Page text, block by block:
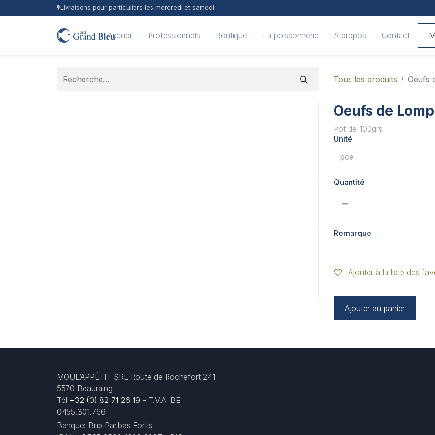
Livraisons pour particuliers les mercredi et samedi
Accueil Professionnels Boutique La poissonnerie A propos Contact
Tous les produits Oeufs
Oeufs de
Pot de 100grs
Unité
Quantité
Remarque
Ajouter à la liste des
Ajouter au panier
MOUL’APPÉTIT SRL Route de Rochefort 241
5570 Beauraing
Tél +32 (0) 82 71 26 19 - T.V.A. BE
0455.301.766
Banque: Bnp Paribas Fortis